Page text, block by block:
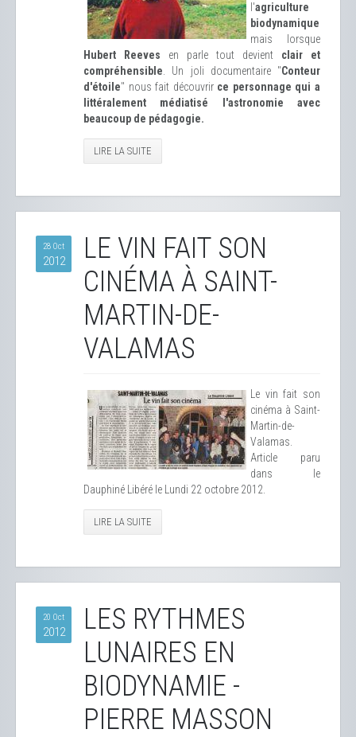
l'agriculture
biodynamique
mais lorsque
Hubert Reeves en parle tout devient clair et
compréhensible . Un joli documentaire "Conteur
d'étoile" nous fait découvrir ce personnage qui a
littéralement médiatisé l'astronomie avec
beaucoup de pédagogie.
LIRE LA SUITE
28 Oct
2012
LE VIN FAIT SON
CINÉMA À SAINT-
MARTIN-DE-
VALAMAS
Le vin fait son
cinéma à Saint-
Martin-de-
Valamas.
Article paru
dans le
Dauphiné Libéré le Lundi 22 octobre 2012.
LIRE LA SUITE
20 Oct
2012
LES RYTHMES
LUNAIRES EN
BIODYNAMIE -
PIERRE MASSON